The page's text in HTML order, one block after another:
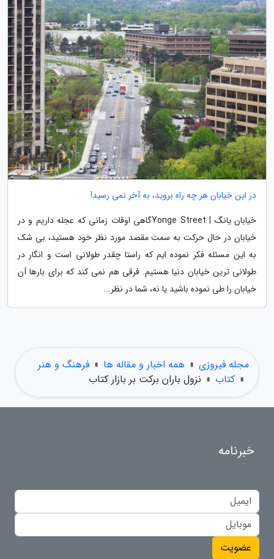
در این خیابان هر چه راه بروید، به آخر نمی رسید!
خیابان یانگ | Yonge Streetگاهی اوقات زمانی که عجله داریم و در
خیابان در حال حرکت به سمت مقصد مورد نظر خود هستید، بی شک
به این مسئله فکر نموده ایم که راستا چقدر طولانی است و انگار در
طولانی ترین خیابان دنیا هستیم. فرقی هم نمی کند که برای بارها آن
خیابان را طی نموده باشید یا نه، شما در نظر...
مجله فیروزی » همه اخبار و مقاله ها » فرهنگ و هنر
» کتاب » نزول باران برکت بر بازار کتاب
خبرنامه
عضویت